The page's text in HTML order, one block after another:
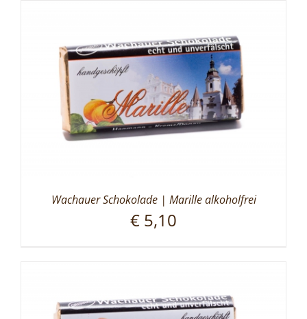
Wachauer Schokolade | Marille alkoholfrei
€ 5,10